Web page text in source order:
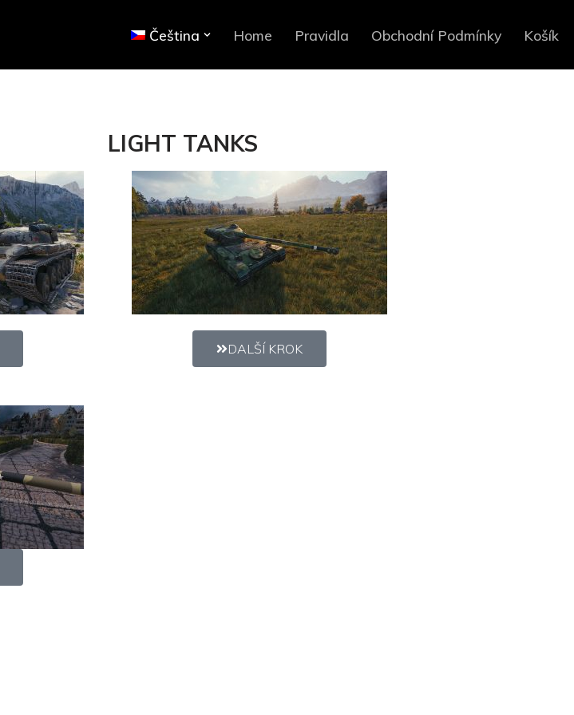
Čeština Home Pravidla Obchodní Podmínky Košík
LIGHT TANKS
DALŠÍ KROK